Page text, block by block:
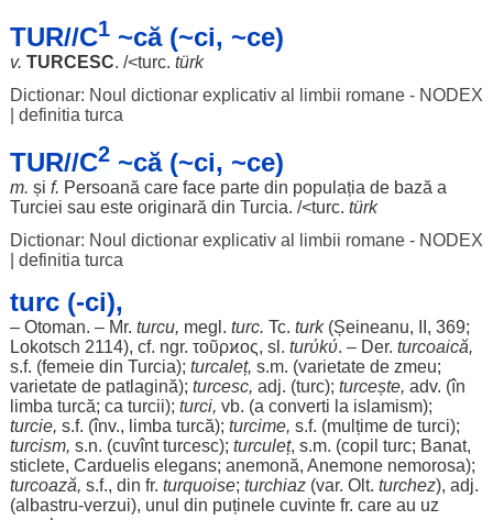
TUR//C1~că (~ci, ~ce)
v. TURCESC. /<turc. türk
Dictionar: Noul dictionar explicativ al limbii romane - NODEX
definitia turca
TUR//C2~că (~ci, ~ce)
m. și f. Persoană care face partedin populația de bază a
Turciei sau este originară din Turcia. /<turc. türk
Dictionar: Noul dictionar explicativ al limbii romane - NODEX
definitia turca
turc (-ci),
– Otoman. – Mr. turcu, megl. turc. Tc. turk(Șeineanu, II, 369;
Lokotsch 2114), cf. ngr. τοῦρϰος, sl. turύkύ. – Der. turcoaică,
s.f. (femeiedin Turcia); turcaleț, s.m. (varietatede zmeu;
varietatede patlagină); turcesc, adj. (turc); turcește, adv. (în
limba turcă; ca turcii); turci, vb. (a converti la islamism);
turcie, s.f. (înv., limba turcă); turcime, s.f. (mulțimede turci);
turcism, s.n. (cuvîntturcesc); turculeț, s.m. (copil turc; Banat,
sticlete, Carduelis elegans; anemonă, Anemonenemorosa);
turcoază, s.f., din fr. turquoise; turchiaz(var. Olt. turchez), adj.
(albastru-verzui), unul din puținele cuvintefr. care au uz